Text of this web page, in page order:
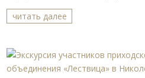
читать далее